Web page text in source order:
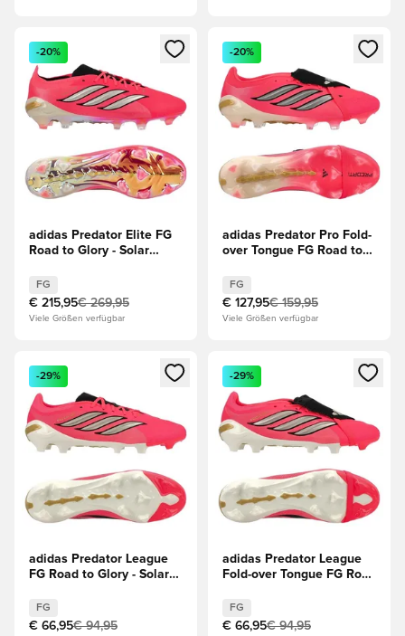
Öffnet ein Fenster zum Anmelden oder Registrieren als
-20%
adidas Predator Elite FG
Road to Glory - Solar
Chrome/Schwarz
FG
€ 215,95€ 269,95
Viele Größen verfügbar
Öffnet ein Fenster zum
-20%
adidas Predator Pro Fold-
over Tongue FG Road to
Turbo/Thermal
Chrome/Schwarz
FG
€ 127,95€ 159,95
Viele Größen verfügbar
Öffnet ein Fenster zum Anmelden oder Registrieren als
-29%
adidas Predator League
FG Road to Glory - Solar
Chrome/Schwarz
FG
€ 66,95€ 94,95
Öffnet ein Fenster zum
-29%
adidas Predator League
Fold-over Tongue FG Road
Turbo/Thermal
Chrome/Schwarz
FG
€ 66,95€ 94,95